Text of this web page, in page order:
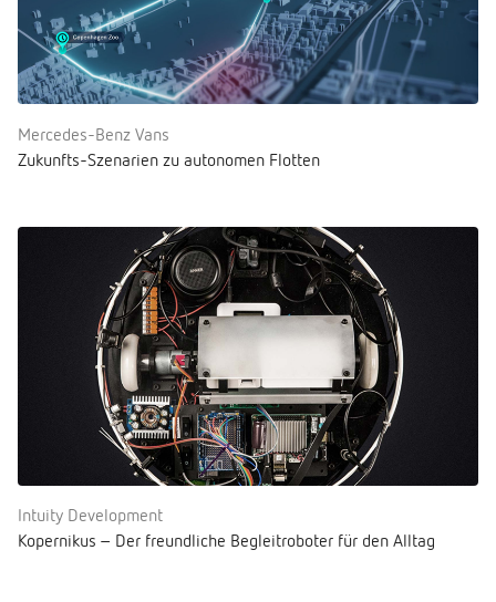
Mercedes-Benz Vans
Zukunfts-Szenarien zu autonomen Flotten
Intuity Development
Kopernikus – Der freundliche Begleitroboter für den Alltag